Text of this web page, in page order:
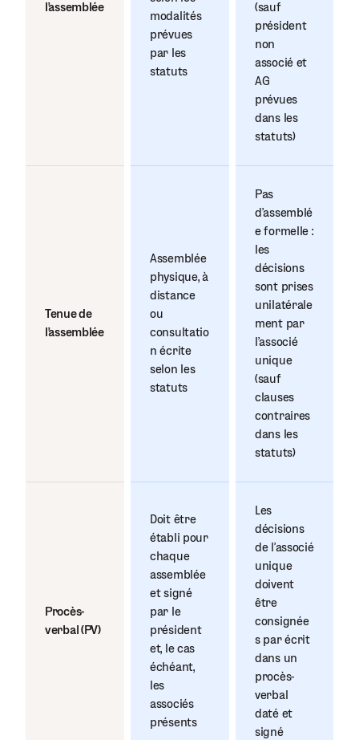
l’assemblée
modalités
prévues
par les
statuts
(sauf
président
non
associé et
AG
prévues
dans les
statuts)
Tenue de
l’assemblée
Assemblée
physique, à
distance
ou
consultatio
n écrite
selon les
statuts
Pas
d’assemblé
e formelle :
les
décisions
sont prises
unilatérale
ment par
l’associé
unique
(sauf
clauses
contraires
dans les
statuts)
Procès-
verbal (PV)
Doit être
établi pour
chaque
assemblée
et signé
par le
président
et, le cas
échéant,
les
associés
présents
Les
décisions
de l’associé
unique
doivent
être
consignée
s par écrit
dans un
procès-
verbal
daté et
signé